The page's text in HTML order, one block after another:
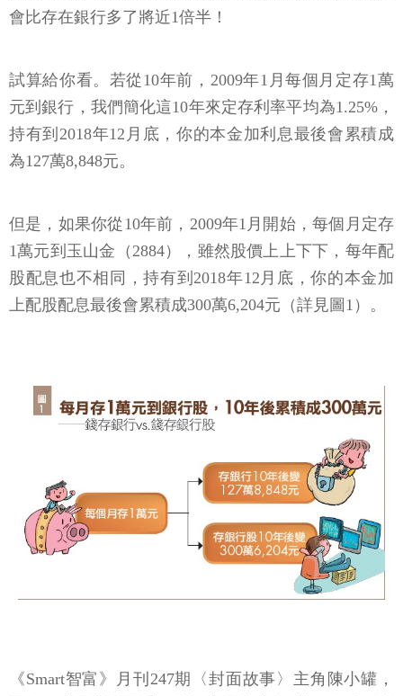
會比存在銀行多了將近1倍半！
試算給你看。若從10年前，2009年1月每個月定存1萬
元到銀行，我們簡化這10年來定存利率平均為1.25%，
持有到2018年12月底，你的本金加利息最後會累積成
為127萬8,848元。
但是，如果你從10年前，2009年1月開始，每個月定存
1萬元到玉山金（2884），雖然股價上上下下，每年配
股配息也不相同，持有到2018年12月底，你的本金加
上配股配息最後會累積成300萬6,204元（詳見圖1）。
《Smart智富》月刊247期〈封面故事〉主角陳小罐，